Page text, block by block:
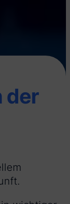
der